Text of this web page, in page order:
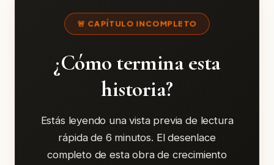
🚨 CAPÍTULO INCOMPLETO
¿Cómo termina esta
historia?
Estás leyendo una vista previa de lectura
rápida de 6 minutos. El desenlace
completo de esta obra de crecimiento